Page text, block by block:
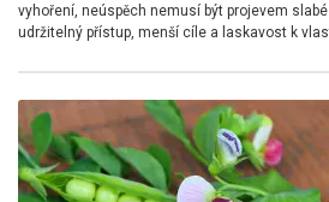
vyhoření, neúspěch nemusí být projevem
udržitelný přístup, menší cíle a laskavost k